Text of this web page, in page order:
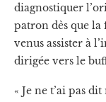
diagnostiquer
patron dès que
venus assister à
dirigée vers le
« Je ne t’ai pas